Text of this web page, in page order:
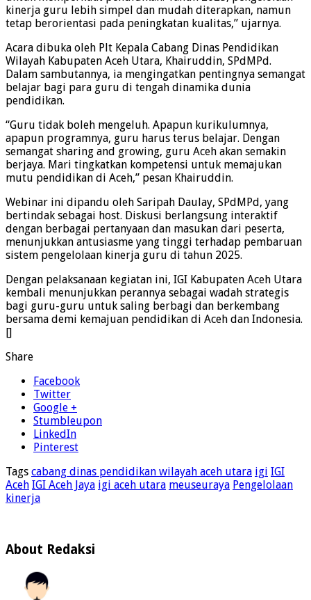
kinerja guru lebih simpel dan mudah diterapkan, namun
tetap berorientasi pada peningkatan kualitas,” ujarnya.
Acara dibuka oleh Plt Kepala Cabang Dinas Pendidikan
Wilayah Kabupaten Aceh Utara, Khairuddin, SPdMPd.
Dalam sambutannya, ia mengingatkan pentingnya semangat
belajar bagi para guru di tengah dinamika dunia
pendidikan.
“Guru tidak boleh mengeluh. Apapun kurikulumnya,
apapun programnya, guru harus terus belajar. Dengan
semangat sharing and growing, guru Aceh akan semakin
berjaya. Mari tingkatkan kompetensi untuk memajukan
mutu pendidikan di Aceh,” pesan Khairuddin.
Webinar ini dipandu oleh Saripah Daulay, SPdMPd, yang
bertindak sebagai host. Diskusi berlangsung interaktif
dengan berbagai pertanyaan dan masukan dari peserta,
menunjukkan antusiasme yang tinggi terhadap pembaruan
sistem pengelolaan kinerja guru di tahun 2025.
Dengan pelaksanaan kegiatan ini, IGI Kabupaten Aceh Utara
kembali menunjukkan perannya sebagai wadah strategis
bagi guru-guru untuk saling berbagi dan berkembang
bersama demi kemajuan pendidikan di Aceh dan Indonesia.
[]
Share
Facebook
Twitter
Google +
Stumbleupon
LinkedIn
Pinterest
Tags cabang dinas pendidikan wilayah aceh utara igi IGI
Aceh IGI Aceh Jaya igi aceh utara meuseuraya Pengelolaan
kinerja
About Redaksi